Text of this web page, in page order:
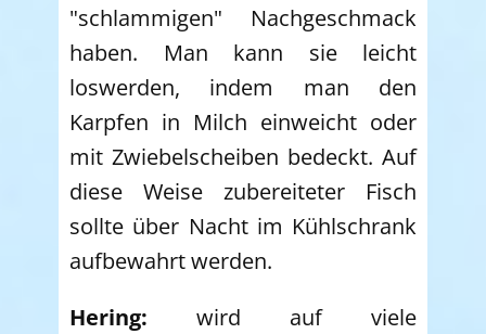
"schlammigen" Nachgeschmack
haben. Man kann sie leicht
loswerden, indem man den
Karpfen in Milch einweicht oder
mit Zwiebelscheiben bedeckt. Auf
diese Weise zubereiteter Fisch
sollte über Nacht im Kühlschrank
aufbewahrt werden.
Hering: wird auf viele